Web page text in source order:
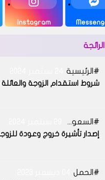
Instagram
الرئيسية
شروط استقدام الزوجة والعائلة
السعودية
إصدار تأشيرة خروج وعودة
الحمل